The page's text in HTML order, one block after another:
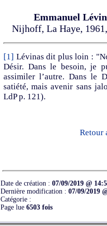
Emmanuel
Nijhoff, La Haye,
[1] Lévinas dit plus loin :
Désir. Dans le besoin, je
assimiler l’autre. Dans le
satiété, mais avenir sans
LdP p. 121).
Retour
Date de création : 07/09/2019 @
Dernière modification : 07/09/2019
Catégorie :
Page lue 6503 fois